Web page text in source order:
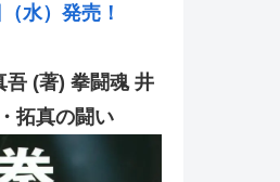
水）発売！
吾 (著) 拳闘魂 井
拓真の闘い